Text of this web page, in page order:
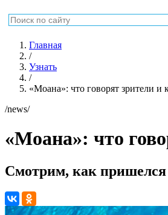
Главная
/
Узнать
/
«Моана»: что говорят зрители и
/news/
«Моана»: что
Смотрим, как